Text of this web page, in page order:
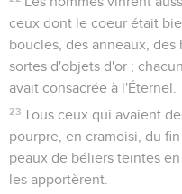
ceux dont le coeur était
boucles, des anneaux,
sortes d'objets d'or ;
avait consacrée à l'Éternel.
23 Tous ceux qui avaient
pourpre, en cramoisi, du
peaux de béliers teintes
les apportèrent.